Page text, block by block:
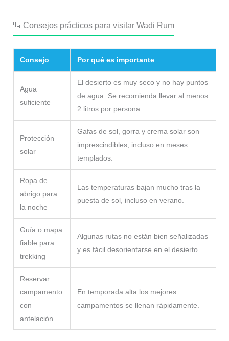
🎒 Consejos prácticos para visitar Wadi Rum
Consejo Por qué es importante
Agua
suficiente
El desierto es muy seco y no hay puntos
de agua. Se recomienda llevar al menos
2 litros por persona.
Protección
solar
Gafas de sol, gorra y crema solar son
imprescindibles, incluso en meses
templados.
Ropa de
abrigo para
la noche
Las temperaturas bajan mucho tras la
puesta de sol, incluso en verano.
Guía o mapa
fiable para
trekking
Algunas rutas no están bien señalizadas
y es fácil desorientarse en el desierto.
Reservar
campamento
con
antelación
En temporada alta los mejores
campamentos se llenan rápidamente.